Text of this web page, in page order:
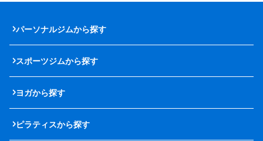
パーソナルジムから探す
スポーツジムから探す
ヨガから探す
ピラティスから探す